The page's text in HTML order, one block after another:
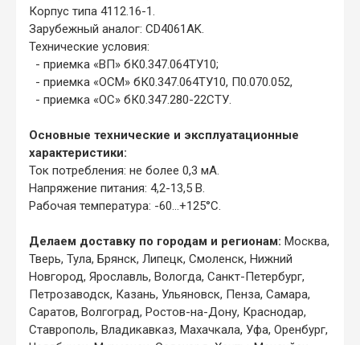
Корпус типа 4112.16-1.
Зарубежный аналог: CD4061AK.
Технические условия:
- приемка «ВП» бК0.347.064ТУ10;
- приемка «ОСМ» бК0.347.064ТУ10, П0.070.052,
- приемка «ОС» бК0.347.280-22СТУ.
Основные технические и эксплуатационные
характеристики:
Ток потребления: не более 0,3 мА.
Напряжение питания: 4,2-13,5 В.
Рабочая температура: -60...+125°С.
Делаем доставку по городам и регионам: Москва,
Тверь, Тула, Брянск, Липецк, Смоленск, Нижний
Новгород, Ярославль, Вологда, Санкт-Петербург,
Петрозаводск, Казань, Ульяновск, Пенза, Самара,
Саратов, Волгоград, Ростов-на-Дону, Краснодар,
Ставрополь, Владикавказ, Махачкала, Уфа, Оренбург,